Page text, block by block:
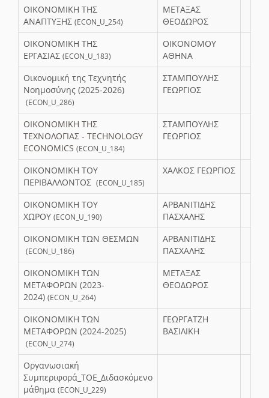
ΟΙΚΟΝΟΜΙΚΗ ΤΗΣ
ΑΝΑΠΤΥΞΗΣ (ECON_U_254)
ΜΕΤΑΞΑΣ
ΘΕΟΔΩΡΟΣ
ΟΙΚΟΝΟΜΙΚΗ ΤΗΣ
ΕΡΓΑΣΙΑΣ (ECON_U_183)
ΟΙΚΟΝΟΜΟΥ
ΑΘΗΝΑ
Οικονομική της Τεχνητής
Νοημοσύνης (2025-2026)
(ECON_U_286)
ΣΤΑΜΠΟΥΛΗΣ
ΓΕΩΡΓΙΟΣ
ΟΙΚΟΝΟΜΙΚΗ ΤΗΣ
ΤΕΧΝΟΛΟΓΙΑΣ - TECHNOLOGY
ECONOMICS (ECON_U_184)
ΣΤΑΜΠΟΥΛΗΣ
ΓΕΩΡΓΙΟΣ
ΟΙΚΟΝΟΜΙΚΗ ΤΟΥ
ΠΕΡΙΒΑΛΛΟΝΤΟΣ (ECON_U_185)
ΧΑΛΚΟΣ ΓΕΩΡΓΙΟΣ
ΟΙΚΟΝΟΜΙΚΗ ΤΟΥ
ΧΩΡΟΥ (ECON_U_190)
ΑΡΒΑΝΙΤΙΔΗΣ
ΠΑΣΧΑΛΗΣ
ΟΙΚΟΝΟΜΙΚΗ ΤΩΝ ΘΕΣΜΩΝ
(ECON_U_186)
ΑΡΒΑΝΙΤΙΔΗΣ
ΠΑΣΧΑΛΗΣ
ΟΙΚΟΝΟΜΙΚΗ ΤΩΝ
ΜΕΤΑΦΟΡΩΝ (2023-
2024) (ECON_U_264)
ΜΕΤΑΞΑΣ
ΘΕΟΔΩΡΟΣ
ΟΙΚΟΝΟΜΙΚΗ ΤΩΝ
ΜΕΤΑΦΟΡΩΝ (2024-2025)
(ECON_U_274)
ΓΕΩΡΓΑΤΖΗ
ΒΑΣΙΛΙΚΗ
Οργανωσιακή
Συμπεριφορά_TOE_Διδασκόμενο
μάθημα (ECON_U_229)